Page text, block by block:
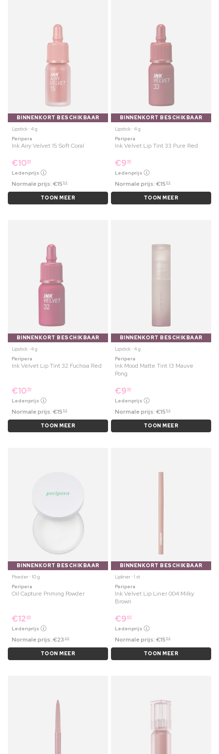
BINNENKORT BESCHIKBAAR
Lipstick ⋅ 4 g
Peripera
Ink Airy Velvet 15 Soft Coral
€1099
Ledenprijs
Normale prijs:€15 59
TOON MEER
BINNENKORT BESCHIKBAAR
Lipstick ⋅ 4 g
Peripera
Ink Velvet Lip Tint 33 Pure Red
€9 99
Ledenprijs
Normale prijs:€15 59
TOON MEER
BINNENKORT BESCHIKBAAR
Lipstick ⋅ 4 g
Peripera
Ink Velvet Lip Tint 32 Fuchsia Red
€10 59
Ledenprijs
Normale prijs:€15 59
TOON MEER
BINNENKORT BESCHIKBAAR
Lipstick ⋅ 4 g
Peripera
Ink Mood Matte Tint 13 Mauve
Pong
€9 99
Ledenprijs
Normale prijs:€15 59
TOON MEER
BINNENKORT BESCHIKBAAR
Poeder ⋅ 10 g
Peripera
Oil Capture Priming Powder
€12 49
Ledenprijs
Normale prijs:€23 99
TOON MEER
BINNENKORT BESCHIKBAAR
Lipliner ⋅ 1 st
Peripera
Ink Velvet Lip Liner 004 Milky
Brown
€9 65
Ledenprijs
Normale prijs:€15 59
TOON MEER